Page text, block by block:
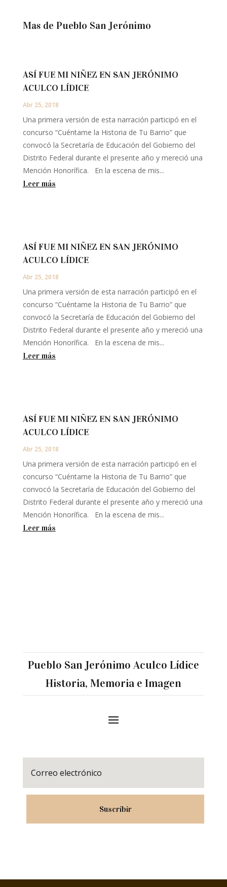
Mas de Pueblo San Jerónimo
ASÍ FUE MI NIÑEZ EN SAN JERÓNIMO
ACULCO LÍDICE
Abr 25, 2018
Una primera versión de esta narración participó en el
concurso “Cuéntame la Historia de Tu Barrio” que
convocó la Secretaría de Educación del Gobierno del
Distrito Federal durante el presente año y mereció una
Mención Honorífica. En la escena de mis...
Leer más
ASÍ FUE MI NIÑEZ EN SAN JERÓNIMO
ACULCO LÍDICE
Abr 25, 2018
Una primera versión de esta narración participó en el
concurso “Cuéntame la Historia de Tu Barrio” que
convocó la Secretaría de Educación del Gobierno del
Distrito Federal durante el presente año y mereció una
Mención Honorífica. En la escena de mis...
Leer más
ASÍ FUE MI NIÑEZ EN SAN JERÓNIMO
ACULCO LÍDICE
Abr 25, 2018
Una primera versión de esta narración participó en el
concurso “Cuéntame la Historia de Tu Barrio” que
convocó la Secretaría de Educación del Gobierno del
Distrito Federal durante el presente año y mereció una
Mención Honorífica. En la escena de mis...
Leer más
Pueblo San Jerónimo Aculco Lídice
Historia, Memoria e Imagen
Suscribir